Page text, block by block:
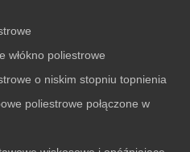
włókno poliestrowe
o niskim stopniu topnienia
poliestrowe połączone w